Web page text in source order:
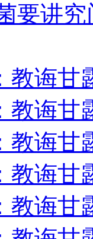
要讲究
教诲甘
教诲甘
教诲甘
教诲甘
教诲甘